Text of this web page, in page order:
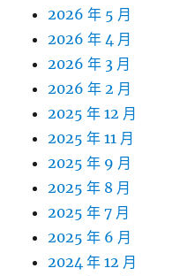
2026 年 5 月
2026 年 4 月
2026 年 3 月
2026 年 2 月
2025 年 12 月
2025 年 11 月
2025 年 9 月
2025 年 8 月
2025 年 7 月
2025 年 6 月
2024 年 12 月